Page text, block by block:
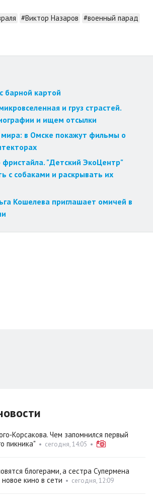
#Виктор Назаров #военный парад
барной картой
и груз страстей.
и ищем отсылки
в Омске покажут фильмы о
"Детский ЭкоЦентр"
с собаками и раскрывать их
Кошелева приглашает омичей в
Чем запомнился первый
пикника" • сегодня, 14:05 •
блогерами, а сестра Супермена
кино в сети • сегодня, 12:09